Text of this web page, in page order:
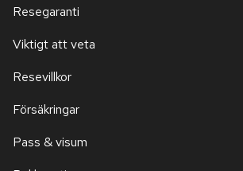
Resegaranti
Viktigt att veta
Resevillkor
Försäkringar
Pass & visum